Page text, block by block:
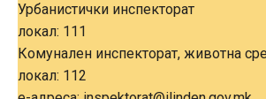
Урбанистички инспекторат
локал: 111
Комунален инспекторат, животна
локал: 112